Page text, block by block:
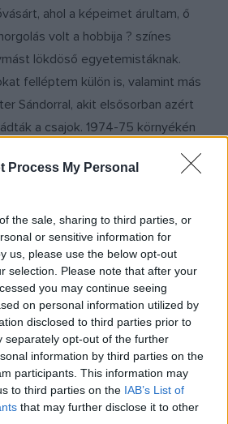
Process My Personal
the sale, sharing to third parties, or
or sensitive information for
us, please use the below opt-out
selection. Please note that after your
you may continue seeing
on personal information utilized by
disclosed to third parties prior to
separately opt-out of the further
information by third parties on the
participants. This information may
to third parties on the IAB’s List of
that may further disclose it to other
ahol a képeimet árultam, ő
volt a hobbija ? színes
lökdöső egyetemistáknak.
felléptem külön is, valamint más
Sándorral, akit elsősorban azért
a csajok. 1974-75 környékén
köszönheti azt, hogy egy szál
miután én versként kezelem az
ő egy akusztikus gitárral
Nagy nehézségek árán tudtam erre
máig számtalan önálló
évig jártunk közösen fellépni,
többi tagja rászólt Bródyra,
Az ilyen jellegű ellentétek az István a
után oszlottak csak el, ami
műfaji besorolásának is köszönheti.